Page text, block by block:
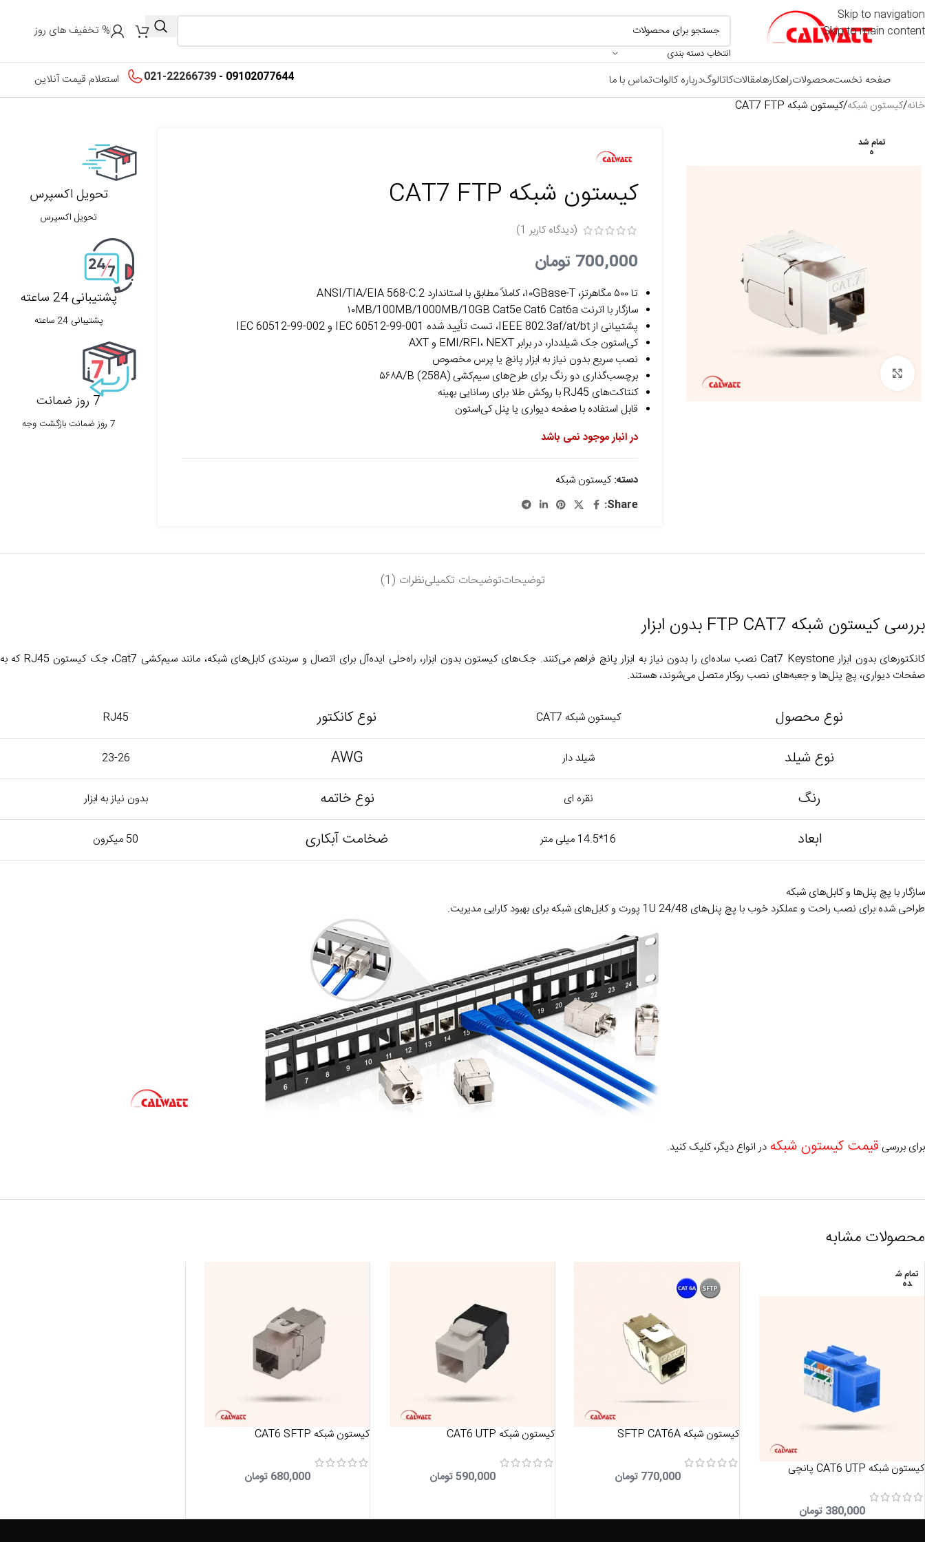
Skip to navigation
Skip to main content
انتخاب دسته بندی
% تخفیف های روز
صفحه نخستمحصولاتراهکارهامقالاتکاتالوگدرباره کالواتتماس با ما 09102077644 -
021-22266739
استعلام قیمت آنلاین
خانه کیستون شبکه کیستون شبکه CAT7 FTP
تمام شد
ه
کیستون شبکه CAT7 FTP
(دیدگاه کاربر 1
)
700,000 تومان
تا ۵۰۰ مگاهرتز، ۱۰GBase‑T، کاملاً مطابق با استاندارد ANSI/TIA/EIA 568-C.2
سازگار با اترنت ۱۰MB/100MB/1000MB/10GB Cat5e Cat6 Cat6a
پشتیبانی از IEEE 802.3af/at/bt، تست تأیید شده IEC 60512-99-001 و IEC 60512-99-002
کی‌استون جک شیلددار، در برابر EMI/RFI، NEXT و AXT
نصب سریع بدون نیاز به ابزار پانچ یا پرس مخصوص
برچسب‌گذاری دو رنگ برای طرح‌های سیم‌کشی ۵۶۸A/B (258A)
کنتاکت‌های RJ45 با روکش طلا برای رسانایی بهینه
قابل استفاده با صفحه دیواری یا پنل کی‌استون
در انبار موجود نمی باشد
دسته:کیستون شبکه
Share:
تحویل اکسپرس
تحویل اکسپرس
پشتیبانی 24 ساعته
پشتیبانی 24 ساعته
7 روز ضمانت
7 روز ضمانت بازگشت وجه
توضیحاتتوضیحات تکمیلینظرات (1)
بررسی کیستون شبکه FTP CAT7 بدون ابزار
کانکتورهای بدون ابزار Cat7 Keystone نصب ساده‌ای را بدون نیاز به ابزار پانچ فراهم می‌کنند. جک‌های کیستون بدون ابزار، راه‌حلی ایده‌آل برای اتصال و سربندی کابل‌های شبکه، مانند سیم‌کشی Cat7، جک کیستون RJ45 که به
صفحات دیواری، پچ پنل‌ها و جعبه‌های نصب روکار متصل می‌شوند، هستند.
نوع محصول کیستون شبکه CAT7 نوع کانکتور RJ45
نوع شیلد شیلد دار AWG
23-26
رنگ نقره ای نوع خاتمه بدون نیاز به ابزار
ابعاد 16*14.5 میلی متر ضخامت آبکاری 50 میکرون
سازگار با پچ پنل‌ها و کابل‌های شبکه
طراحی شده برای نصب راحت و عملکرد خوب با پچ پنل‌های 1U 24/48 پورت و کابل‌های شبکه برای بهبود کارایی مدیریت.
برای بررسی قیمت کیستون شبکه در انواع دیگر، کلیک کنید.
محصولات مشابه
تمام ش
ده
کیستون شبکه CAT6 UTP پانچی
380,000 تومان
کیستون شبکه SFTP CAT6A
770,000 تومان
کیستون شبکه CAT6 UTP
590,000تومان
کیستون شبکه CAT6 SFTP
680,000 تومان